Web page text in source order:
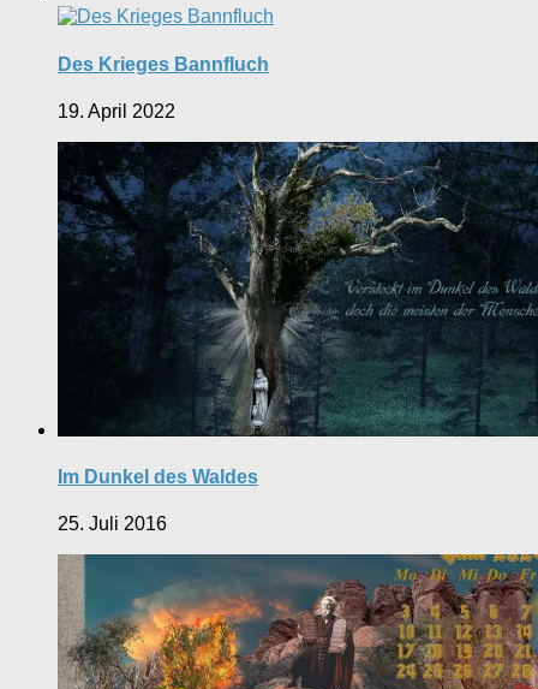
Des Krieges Bannfluch
19. April 2022
Im Dunkel des Waldes
25. Juli 2016